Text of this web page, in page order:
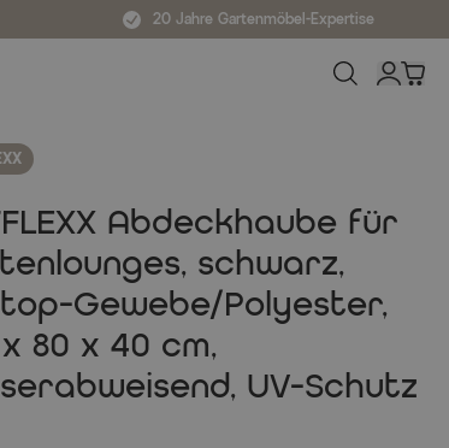
20 Jahre Gartenmöbel-Expertise
Abdeckhaube für
schwarz,
Gewebe/Polyester,
80 x 40 cm,
UV-Schutz